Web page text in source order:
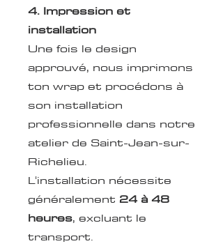
4. Impression et
installation
Une fois le design
approuvé, nous imprimons
ton wrap et procédons à
son installation
professionnelle dans notre
atelier de Saint-Jean-sur-
Richelieu.
L'installation nécessite
généralement 24 à 48
heures, excluant le
transport.